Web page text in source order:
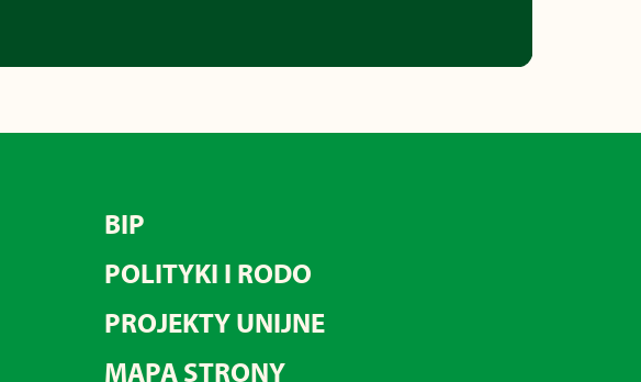
BIP
POLITYKI I RODO
PROJEKTY UNIJNE
MAPA STRONY